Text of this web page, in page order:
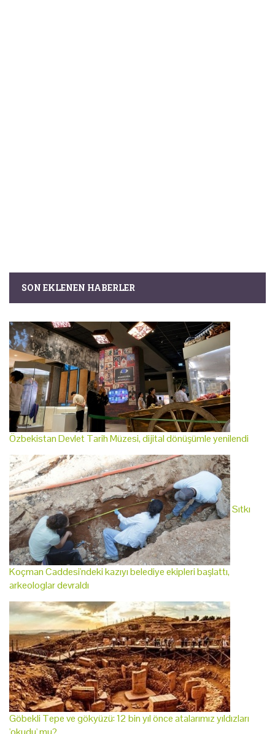
SON EKLENEN HABERLER
Özbekistan Devlet Tarih Müzesi, dijital dönüşümle yenilendi
Sıtkı
Koçman Caddesi'ndeki kazıyı belediye ekipleri başlattı,
arkeologlar devraldı
Göbekli Tepe ve gökyüzü: 12 bin yıl önce atalarımız yıldızları